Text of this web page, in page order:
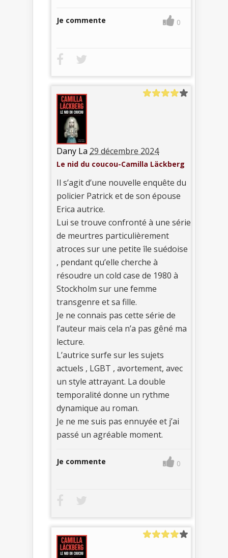
Je commente 0
Dany La 29 décembre 2024
Le nid du coucou-Camilla Läckberg
Il s’agit d’une nouvelle enquête du
policier Patrick et de son épouse
Erica autrice.
Lui se trouve confronté à une série
de meurtres particulièrement
atroces sur une petite île suédoise
, pendant qu’elle cherche à
résoudre un cold case de 1980 à
Stockholm sur une femme
transgenre et sa fille.
Je ne connais pas cette série de
l’auteur mais cela n’a pas gêné ma
lecture.
L’autrice surfe sur les sujets
actuels , LGBT , avortement, avec
un style attrayant. La double
temporalité donne un rythme
dynamique au roman.
Je ne me suis pas ennuyée et j’ai
passé un agréable moment.
Je commente 0